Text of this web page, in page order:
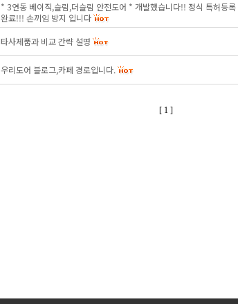
* 3연동 베이직,슬림,더슬림 안전도어 * 개발했습니다!! 정식 특허등록
완료!!! 손끼임 방지 입니다
타사제품과 비교 간략 설명
우리도어 블로그,카페 경로입니다.
[ 1 ]